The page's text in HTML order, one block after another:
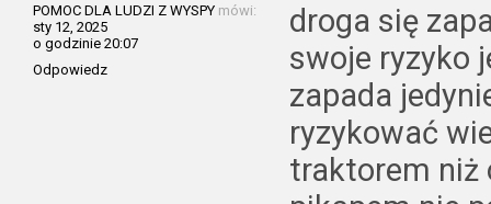
POMOC DLA LUDZI Z WYSPY mówi:
sty 12, 2025
o godzinie 20:07
Odpowiedz
droga się
swoje ryzyko
zapada
ryzykować
traktorem niż